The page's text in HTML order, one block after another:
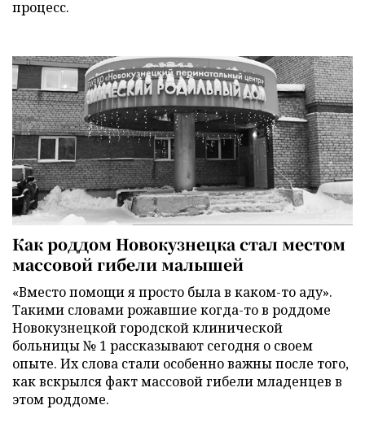
процесс.
Как роддом Новокузнецка стал местом
массовой гибели малышей
«Вместо помощи я просто была в каком-то аду».
Такими словами рожавшие когда-то в роддоме
Новокузнецкой городской клинической
больницы № 1 рассказывают сегодня о своем
опыте. Их слова стали особенно важны после того,
как вскрылся факт массовой гибели младенцев в
этом роддоме.